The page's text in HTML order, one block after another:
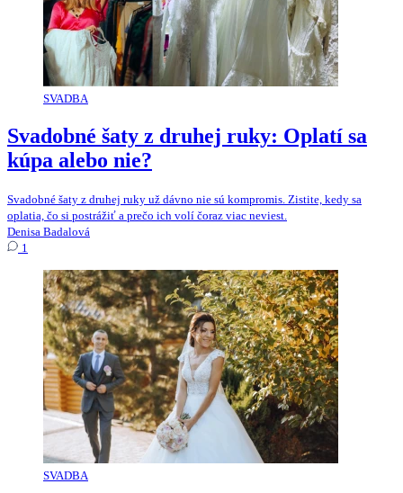
SVADBA
Svadobné šaty z druhej ruky: Oplatí sa
kúpa alebo nie?
Svadobné šaty z druhej ruky už dávno nie sú kompromis. Zistite, kedy sa
oplatia, čo si postrážiť a prečo ich volí čoraz viac neviest.
Denisa Badalová
1
SVADBA